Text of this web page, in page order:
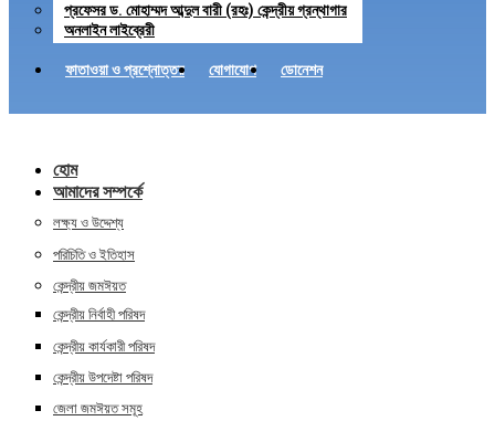
প্রফেসর ড. মোহাম্মদ আব্দুল বারী (রহঃ) কেন্দ্রীয় গ্রন্থাগার
অনলাইন লাইব্রেরী
ফাতাওয়া ও প্রশ্নোত্তর যোগাযোগ ডোনেশন
হোম
আমাদের সম্পর্কে
লক্ষ্য ও উদ্দেশ্য
পরিচিতি ও ইতিহাস
কেন্দ্রীয় জমঈয়ত
কেন্দ্রীয় নির্বাহী পরিষদ
কেন্দ্রীয় কার্যকারী পরিষদ
কেন্দ্রীয় উপদেষ্টা পরিষদ
জেলা জমঈয়ত সমূহ